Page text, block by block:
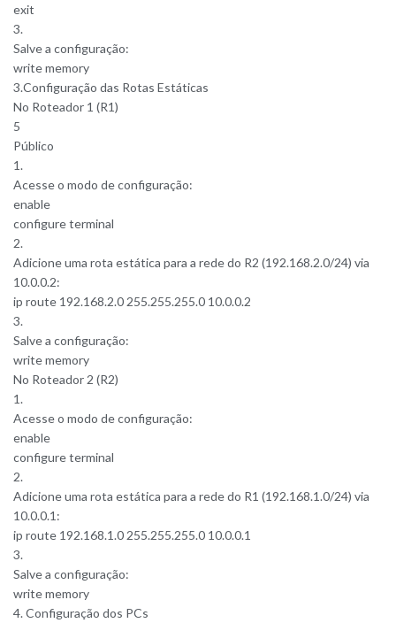
exit
3.
Salve a configuração:
write memory
3️.Configuração das Rotas Estáticas
No Roteador 1 (R1)
5
Público
1.
Acesse o modo de configuração:
enable
configure terminal
2.
Adicione uma rota estática para a rede do R2 (192.168.2.0/24) via
10.0.0.2:
ip route 192.168.2.0 255.255.255.0 10.0.0.2
3.
Salve a configuração:
write memory
No Roteador 2 (R2)
1.
Acesse o modo de configuração:
enable
configure terminal
2.
Adicione uma rota estática para a rede do R1 (192.168.1.0/24) via
10.0.0.1:
ip route 192.168.1.0 255.255.255.0 10.0.0.1
3.
Salve a configuração:
write memory
4️. Configuração dos PCs